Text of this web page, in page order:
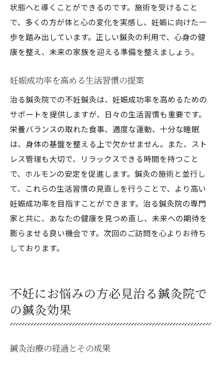
状態へと導くことができるのです。施術を受けること
で、多くの方が体と心の変化を実感し、妊娠に向けた一
歩を踏み出しています。正しい鍼灸の利用で、心身の健
康を整え、未来の家族を迎える準備を整えましょう。
妊娠成功率を高める生活習慣の提案
治る鍼灸院での不妊鍼灸は、妊娠成功率を高めるための
サポートを提供しますが、日々の生活習慣も重要です。
栄養バランスの取れた食事、適度な運動、十分な睡眠
は、身体の基盤を整える上で欠かせません。また、スト
レス管理も大切で、リラックスできる時間を持つこと
で、ホルモンの安定を促進します。鍼灸の施術と並行し
て、これらの生活習慣の見直しを行うことで、より高い
妊娠成功率を目指すことができます。治る鍼灸院の専門
家と共に、あなたの健康を見つめ直し、未来への期待を
膨らませる良い機会です。次回のご訪問を心よりお待ち
しております。
不妊にお悩みの方必見治る鍼灸院で
の鍼灸効果
鍼灸治療の経過とその成果